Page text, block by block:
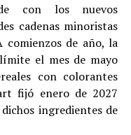
con los nuevos
cadenas minoristas
comienzos de año, la
el mes de mayo
con colorantes
fijó enero de 2027
ingredientes de